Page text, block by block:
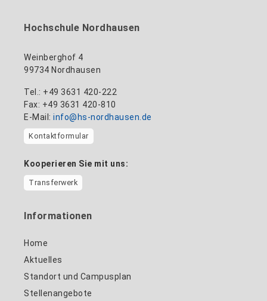
Hochschule Nordhausen
Weinberghof 4
99734 Nordhausen
Tel.: +49 3631 420-222
Fax: +49 3631 420-810
E-Mail: info@hs-nordhausen.de
Kontaktformular
Kooperieren Sie mit uns:
Transferwerk
Informationen
Home
Aktuelles
Standort und Campusplan
Stellenangebote